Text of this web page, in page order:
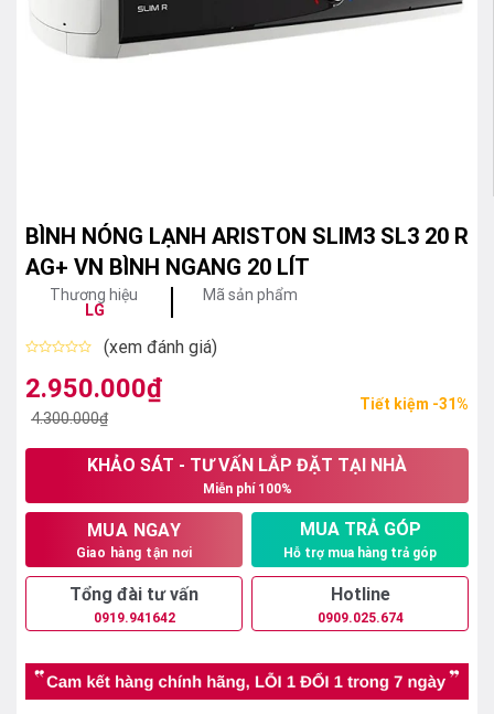
BÌNH NÓNG LẠNH ARISTON SLIM3 SL3 20 R
AG+ VN BÌNH NGANG 20 LÍT
Thương hiệu
LG
Mã sản phẩm
xếp
hạng
5
(xem đánh giá)
4.300.000₫
Giá
gốc
4.300.000₫.
2.950.000₫
Giá
hiện
Tiết kiệm -31%
KHẢO SÁT - TƯ VẤN LẮP ĐẶT TẠI NHÀ
Miễn phí 100%
MUA NGAY
Giao hàng tận nơi
MUA TRẢ GÓP
Hỗ trợ mua hàng trả góp
Tổng đài tư vấn
0919.941642
Hotline
0909.025.674